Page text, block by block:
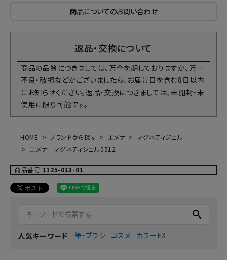
商品についてのお問い合わせ
返品・交換について
商品の品質につきましては、万全を期しておりますが、万一
不良・破損などがございましたら、お届け日を含む8日以内
にお知らせください。返品・交換につきましては、未開封・未
使用に限り可能です。
HOME ブランドから探す エメナ
マグネティジェル
エメナ マグネティジェル0512
商品番号 1125-013-01
search
人気キーワード 筆・ブラシ コスメ カラーEX